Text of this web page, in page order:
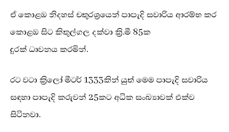
ඒ කොළඹ නිදහස් චතුරශ්‍රයෙන් පාපැදි සවාරිය ආරම්භ කර
කොළඹ සිට කිතුල්ගල දක්වා ක්‍රි.මී 85ක
දුරක් ධාවනය කරමින්.
රට වටා ක්‍රිලෝ මීටර් 1333කින් යුත් මෙම පාපැදි සවාරිය
සඳහා පාපැදි කරුවන් 25කට අධික සංඛ්‍යාවක් එක්ව
සිටිනවා.